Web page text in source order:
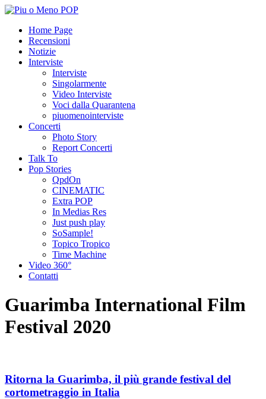
Home Page
Recensioni
Notizie
Interviste
Interviste
Singolarmente
Video Interviste
Voci dalla Quarantena
piuomenointerviste
Concerti
Photo Story
Report Concerti
Talk To
Pop Stories
QpdOn
CINEMATIC
Extra POP
In Medias Res
Just push play
SoSample!
Topico Tropico
Time Machine
Video 360°
Contatti
Guarimba International Film
Festival 2020
Ritorna la Guarimba, il più grande festival del
cortometraggio in Italia